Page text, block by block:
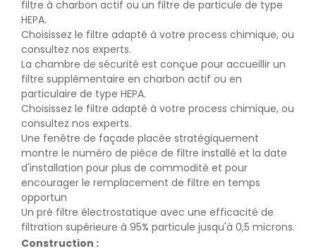
filtre à charbon actif ou un filtre de particule de type
HEPA.
Choisissez le filtre adapté à votre process chimique, ou
consultez nos experts.
La chambre de sécurité est conçue pour accueillir un
filtre supplémentaire en charbon actif ou en
particulaire de type HEPA.
Choisissez le filtre adapté à votre process chimique, ou
consultez nos experts.
Une fenêtre de façade placée stratégiquement
montre le numéro de pièce de filtre installé et la date
d'installation pour plus de commodité et pour
encourager le remplacement de filtre en temps
opportun
Un pré filtre électrostatique avec une efficacité de
filtration supérieure à 95% particule jusqu'à 0,5 microns.
Construction :